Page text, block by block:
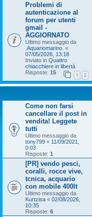
Problemi di
autenticazione al
forum per utenti
gmail -
AGGIORNATO
Ultimo messaggio da
.Aquariomarino. «
07/05/2026, 13:18
Inviato in Quattro
chiacchiere in libertà
Risposte: 15 1 2
Come non farsi
cancellare il post in
vendita! Leggete
tutti
Ultimo messaggio da
tony799 « 11/09/2021,
0:03
Risposte: 1
[PR] vendo pesci,
coralli, rocce vive,
tcnica, acquario
con mobile 400lt
Ultimo messaggio da
Kurtzisa « 02/08/2026,
10:35
Risposte: 6